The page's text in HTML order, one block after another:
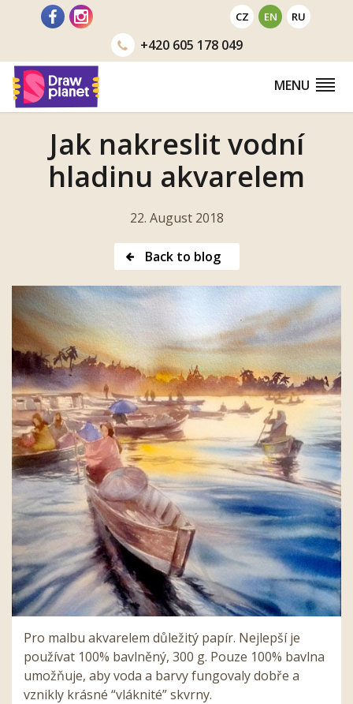
CZ EN RU
+420605 178 049
MENU
Jak nakreslit vodní
hladinu akvarelem
22. August 2018
Back to blog
Pro malbu akvarelem důležitý papír. Nejlepší je
používat 100% bavlněný, 300 g. Pouze 100% bavlna
umožňuje, aby voda a barvy fungovaly dobře a
vznikly krásné “vláknité” skvrny.